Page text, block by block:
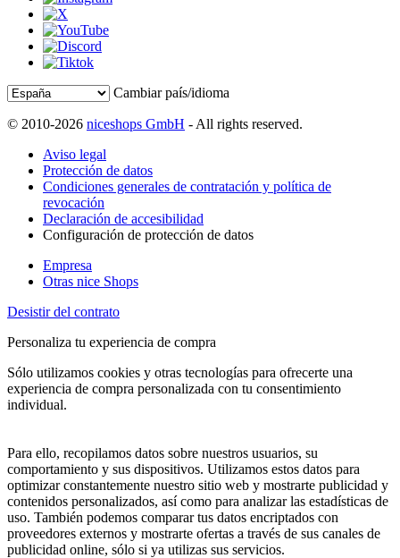
Cambiar país/idioma
© 2010-2026 niceshops GmbH - All rights reserved.
Aviso legal
Protección de datos
Condiciones generales de contratación y política de
revocación
Declaración de accesibilidad
Configuración de protección de datos
Empresa
Otras nice Shops
Desistir del contrato
Personaliza tu experiencia de compra
Sólo utilizamos cookies y otras tecnologías para ofrecerte una
experiencia de compra personalizada con tu consentimiento
individual.
Para ello, recopilamos datos sobre nuestros usuarios, su
comportamiento y sus dispositivos. Utilizamos estos datos para
optimizar constantemente nuestro sitio web y mostrarte publicidad y
contenidos personalizados, así como para analizar las estadísticas de
uso. También podemos comparar tus datos encriptados con
proveedores externos y mostrarte ofertas a través de sus canales de
publicidad online, sólo si ya utilizas sus servicios.